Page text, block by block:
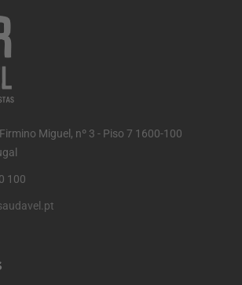
Miguel, nº 3 - Piso 7 1600-100
100